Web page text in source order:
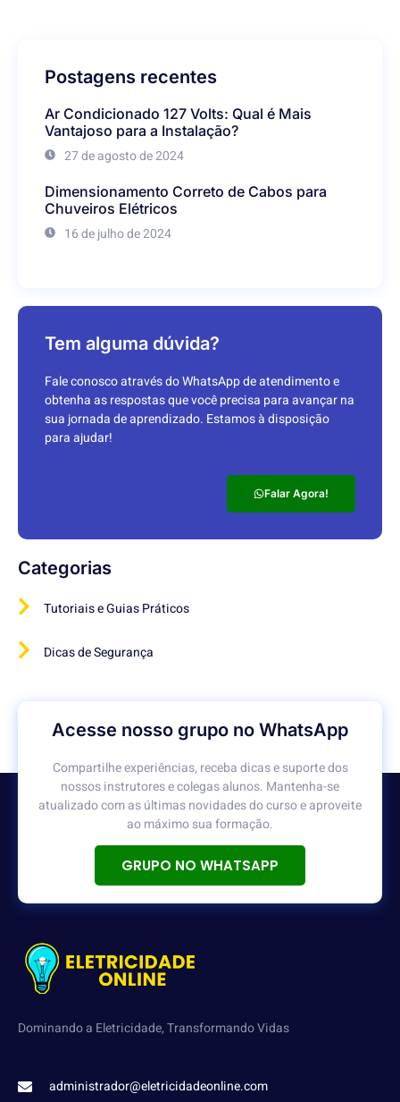
Postagens recentes
Ar Condicionado 127 Volts: Qual é Mais
Vantajoso para a Instalação?
27 de agosto de 2024
Dimensionamento Correto de Cabos para
Chuveiros Elétricos
16 de julho de 2024
Tem alguma dúvida?
Fale conosco através do WhatsApp de atendimento e
obtenha as respostas que você precisa para avançar na
sua jornada de aprendizado. Estamos à disposição
para ajudar!
Falar Agora!
Categorias
Tutoriais e Guias Práticos
Dicas de Segurança
Acesse nosso grupo no WhatsApp
Compartilhe experiências, receba dicas e suporte dos
nossos instrutores e colegas alunos. Mantenha-se
atualizado com as últimas novidades do curso e aproveite
ao máximo sua formação.
GRUPO NO WHATSAPP
Dominando a Eletricidade, Transformando Vidas
administrador@eletricidadeonline.com